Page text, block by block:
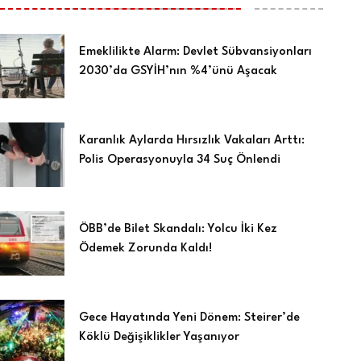
Emeklilikte Alarm: Devlet Sübvansiyonları
2030’da GSYİH’nın %4’ünü Aşacak
Karanlık Aylarda Hırsızlık Vakaları Arttı:
Polis Operasyonuyla 34 Suç Önlendi
ÖBB’de Bilet Skandalı: Yolcu İki Kez
Ödemek Zorunda Kaldı!
Gece Hayatında Yeni Dönem: Steirer’de
Köklü Değişiklikler Yaşanıyor